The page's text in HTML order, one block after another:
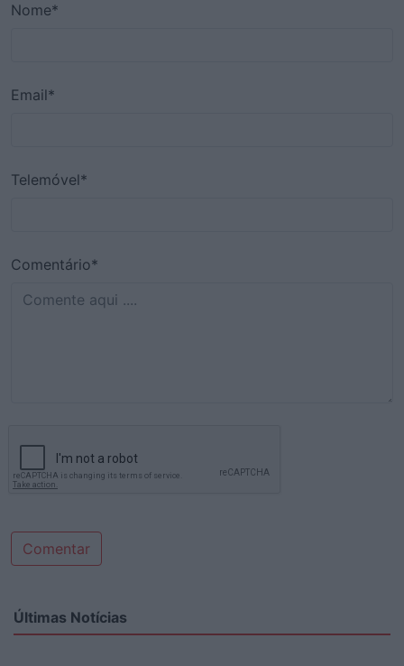
Nome*
Email*
Telemóvel*
Comentário*
Comentar
Últimas Notícias